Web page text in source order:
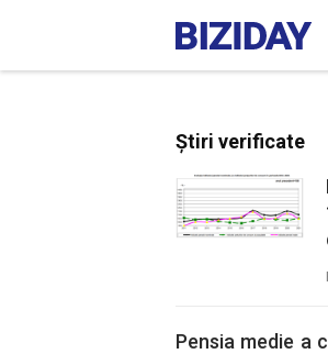
Știri verificate
Pensia medie a